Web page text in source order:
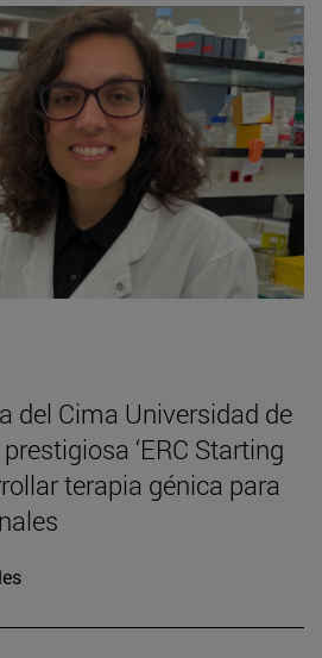
del Cima Universidad de
‘ERC Starting
terapia génica para